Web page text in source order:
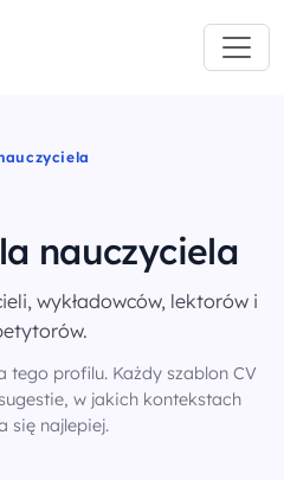
nauczyciela
wykładowców, lektorów i
tego profilu. Każdy szablon CV
w jakich kontekstach
się najlepiej.